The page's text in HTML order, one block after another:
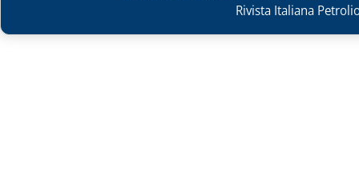
Rivista Italiana